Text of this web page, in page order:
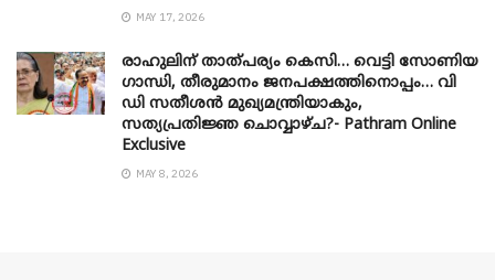
MAY 17, 2026
രാഹുലിന് താത്പര്യം കെസി… വെട്ടി സോണിയ
​ഗാന്ധി, തീരുമാനം ജനപക്ഷത്തിനൊപ്പം… വി
ഡി സതീശൻ മുഖ്യമന്ത്രിയാകും,
സത്യപ്രതിജ്ഞ ചൊവ്വാഴ്ച?- Pathram Online
Exclusive
MAY 8, 2026